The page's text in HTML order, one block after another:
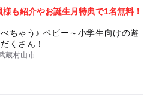
も紹介やお誕生月特典で1名無料！
ちゃう♪ ベビー～小学生向けの遊
くさん！
蔵村山市